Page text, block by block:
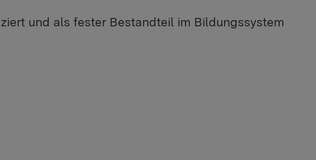
und als fester Bestandteil im Bildungssystem